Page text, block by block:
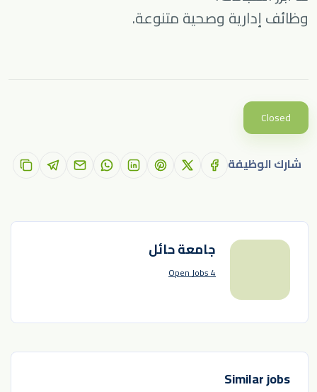
وظائف إدارية وصحية متنوعة.
Closed
شارك الوظيفة
جامعة حائل
4 Open Jobs
Similar jobs